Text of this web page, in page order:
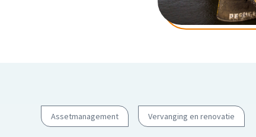
Assetmanagement Vervanging en renovatie